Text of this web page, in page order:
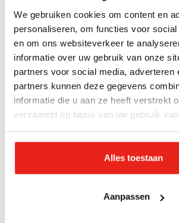
We gebruiken cookies om content en
personaliseren, om functies voor
en om ons websiteverkeer te
informatie over uw gebruik van onze
partners voor social media, adverteren
partners kunnen deze gegevens
informatie die u aan ze heeft verstrekt
verzameld op basis van uw gebruik
Alles toestaan
Aanpassen
kunnen thuis niets eens hun
Ziekten als gevolg van onzuiver
sanitaire voorzieningen zijn de
oorzaken van overlijden bij
jaar. Als kinderen ziek worden,
nauwelijks naar school. Met name
een probleem. Zij missen vaker
veelal verre, onveilige routes
water te halen of omdat ze
het geven van informatie aan jong